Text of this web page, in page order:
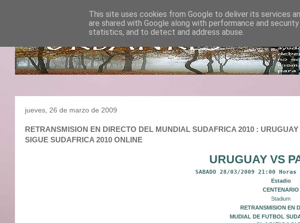
jueves, 26 de marzo de 2009
RETRANSMISION EN DIRECTO DEL MUNDIAL SUDAFRICA 2010 :
SIGUE SUDAFRICA 2010 ONLINE
URUGUAY VS
SABADO 28/03/2009 21:00
Estadio
CENTENARIO
Stadium
RETRANSMISION EN
MUDIAL DE FUTBOL
This site uses cookies from Google to deliver its services
are shared with Google along with performance and
statistics, and to detect and address abuse.